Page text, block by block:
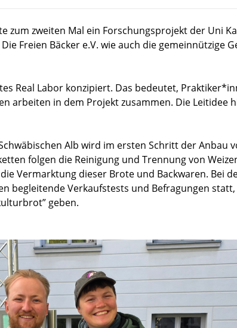
zweiten Mal ein Forschungsprojekt der Uni
Freien Bäcker e.V. wie auch die gemeinnützige
Real Labor konzipiert. Das bedeutet,
in dem Projekt zusammen. Die Leitidee
Alb wird im ersten Schritt der Anbau
folgen die Reinigung und Trennung von
Vermarktung dieser Brote und Backwaren. Bei
begleitende Verkaufstests und Befragungen
geben.